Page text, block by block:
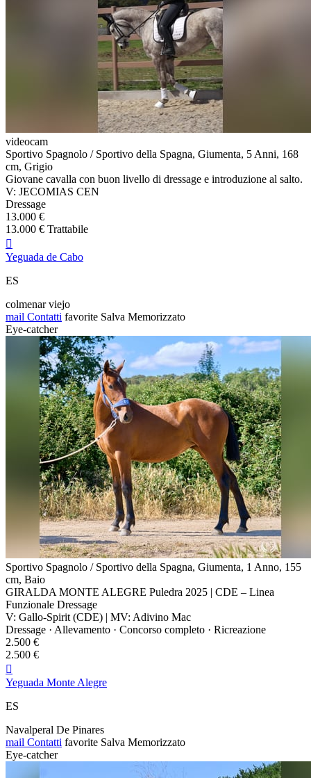
videocam
Sportivo Spagnolo / Sportivo della Spagna, Giumenta, 5 Anni, 168
cm, Grigio
Giovane cavalla con buon livello di dressage e introduzione al salto.
V: JECOMIAS CEN
Dressage
13.000 €
13.000 € Trattabile

Yeguada de Cabo
ES
colmenar viejo
mail Contatti favorite Salva Memorizzato
Eye-catcher
Sportivo Spagnolo / Sportivo della Spagna, Giumenta, 1 Anno, 155
cm, Baio
GIRALDA MONTE ALEGRE Puledra 2025 | CDE – Linea
Funzionale Dressage
V: Gallo-Spirit (CDE) | MV: Adivino Mac
Dressage · Allevamento · Concorso completo · Ricreazione
2.500 €
2.500 €

Yeguada Monte Alegre
ES
Navalperal De Pinares
mail Contatti favorite Salva Memorizzato
Eye-catcher